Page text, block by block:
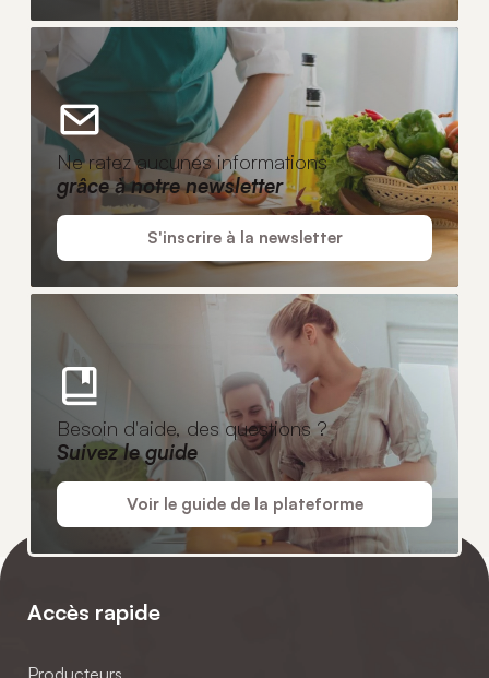
Ne ratez aucunes informations
grâce à notre newsletter
S'inscrire à la newsletter
Besoin d'aide, des questions ?
Suivez le guide
Voir le guide de la plateforme
Accès rapide